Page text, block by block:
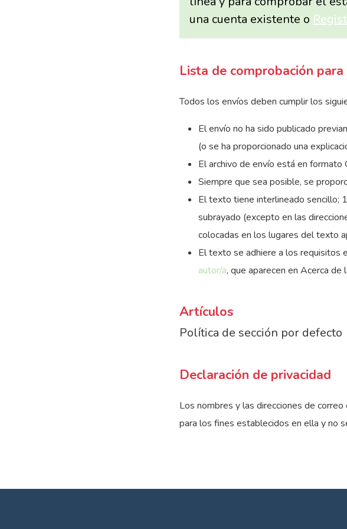
una cuenta existente o
Lista de comprobación
Todos los envíos deben cumplir los
El envío no ha sido publicado
(o se ha proporcionado una
El archivo de envío está en
Siempre que sea posible, se
El texto tiene interlineado sencillo;
subrayado (excepto en las
colocadas en los lugares del texto
El texto se adhiere a los requisitos
autor/a, que aparecen en Acerca de
Artículos
Política de sección por defecto
Declaración de privacidad
Los nombres y las direcciones de
para los fines establecidos en ella y no